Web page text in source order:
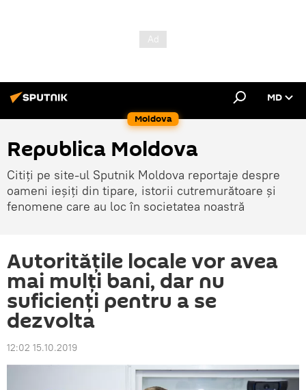
Moldova
MD
Republica Moldova
Citiți pe site-ul Sputnik Moldova reportaje despre
oameni ieșiți din tipare, istorii cutremurătoare și
fenomene care au loc în societatea noastră
Autoritățile locale vor avea
mai mulți bani, dar nu
suficienți pentru a se
dezvolta
12:02 15.10.2019